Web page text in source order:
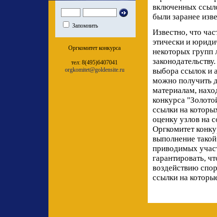
Запомнить
Оргкомитет конкурса
тел: 8(495)6407041
orgkomitet@goldensite.ru
включенных
были заранее
Известно, что
этически и
некоторых
выбора ссылок и
можно получить
материалам,
конкурса
ссылки на
оценку узлов на
Оргкомитет
выполнение
приводимых
гарантировать,
воздействию
ссылки на